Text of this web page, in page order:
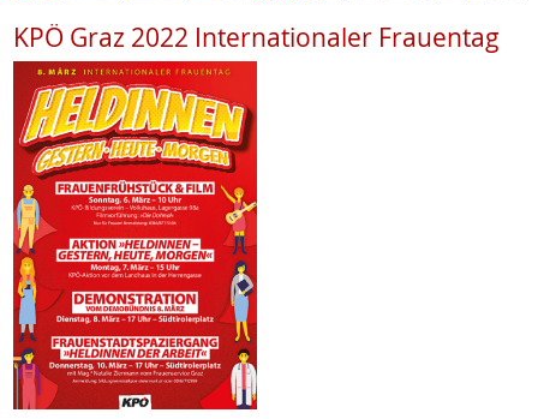
KPÖ Graz 2022 Internationaler Frauentag